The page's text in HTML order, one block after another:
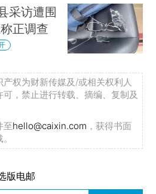
采访遭围
正调查
权为财新传媒及/或相关权利人
，禁止进行转载、摘编、复制及
至hello@caixin.com ，获得书面
版电邮